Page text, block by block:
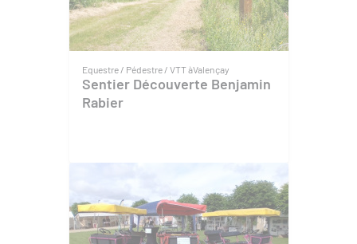
Equestre / Pédestre / VTT àValençay
Sentier Découverte Benjamin
Rabier